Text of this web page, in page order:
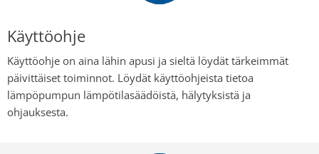
Käyttöohje
Käyttöohje on aina lähin apusi ja sieltä löydät tärkeimmät
päivittäiset toiminnot. Löydät käyttöohjeista tietoa
lämpöpumpun lämpötilasäädöistä, hälytyksistä ja
ohjauksesta.